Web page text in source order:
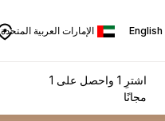
English الإمارات العربية المتحدة
اشترِ 1 واحصل على 1
مجانًا